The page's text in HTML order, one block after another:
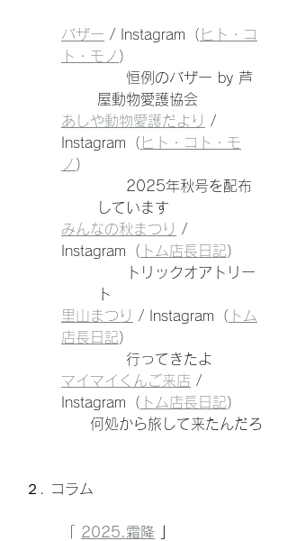
バザー / Instagram（ ヒト・コ
ト・モノ ）
恒例のバザー by 芦
屋動物愛護協会
あしや動物愛護だより /
Instagram（ ヒト・コト・モ
ノ ）
2025年秋号を配布
しています
みんなの秋まつり /
Instagram（ トム店長日記）
トリックオアトリー
ト
里山まつり / Instagram（ トム
店長日記）
行ってきたよ
マイマイくんご来店 /
Instagram（ トム店長日記）
何処から旅して来たんだろ
２. コラム
2025.霜降